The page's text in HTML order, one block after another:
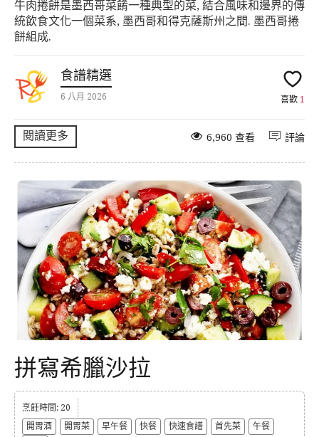
牛肉捲餅是墨西哥菜餚一種典型的菜, 結合風味和邊界的傳
統飲食文化一個菜系, 墨西哥和得克薩斯州之間. 墨西哥捲
餅組成.
食譜精選
6 八月 2026 喜歡 1
閱讀更多 評論
6,960 查看
拼寫希臘沙拉
烹飪時間: 20
開胃酒
開胃菜 早午餐 快餐 快速食譜 首先菜
午餐